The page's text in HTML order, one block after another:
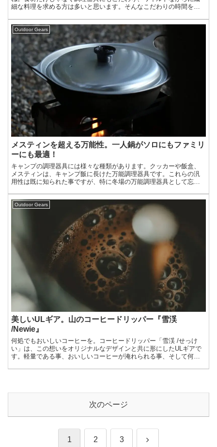
細な料理を求める方は多いと思います。そんなこだわりの時間を特
ドアパンを紹介しましょう。
Outdoor Gears
メスティンを超える万能性。一人鍋がソロにもファミリ
ーにも最適！
キャンプの調理器具には様々な種類があります。クッカーや飯盒、
メスティンは、キャンプ飯に長けた万能調理器具です。これらの汎
用性は既に知られた事ですが、特に冬場の万能調理器具として忘れ
Outdoor Gears
美しいULギア。山のコーヒードリッパー『雪渓
/Newie』
何処でもおいしいコーヒーを。コーヒードリッパー「雪渓 /せっけ
い」は、この想いをオリジナルなデザインと共に形にしたULギアで
す。軽量である事、おいしいコーヒーが淹れられる事、そして何処
次のページ
1 2 3 次